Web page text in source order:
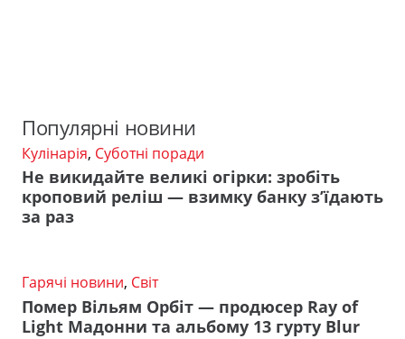
Популярні новини
Кулінарія, Суботні поради
Не викидайте великі огірки: зробіть
кроповий реліш — взимку банку з’їдають
за раз
Гарячі новини, Світ
Помер Вільям Орбіт — продюсер Ray of
Light Мадонни та альбому 13 гурту Blur